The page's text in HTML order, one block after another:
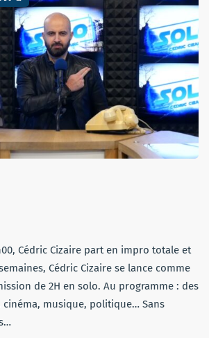
Cédric Cizaire part en impro totale et
Cédric Cizaire se lance comme
de 2H en solo. Au programme : des
musique, politique… Sans